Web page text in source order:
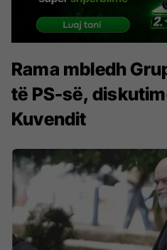
Rama mbledh
të PS-së,
Kuvendit